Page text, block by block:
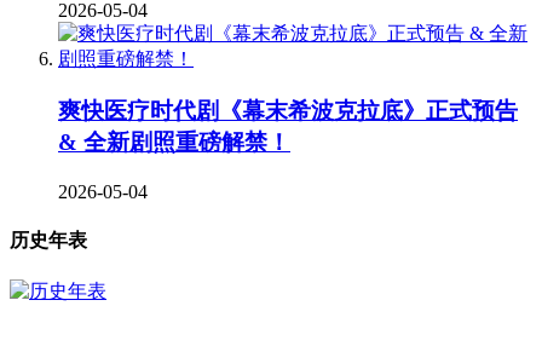
2026-05-04
爽快医疗时代剧《幕末希波克拉底》正式预告
& 全新剧照重磅解禁！
2026-05-04
历史年表